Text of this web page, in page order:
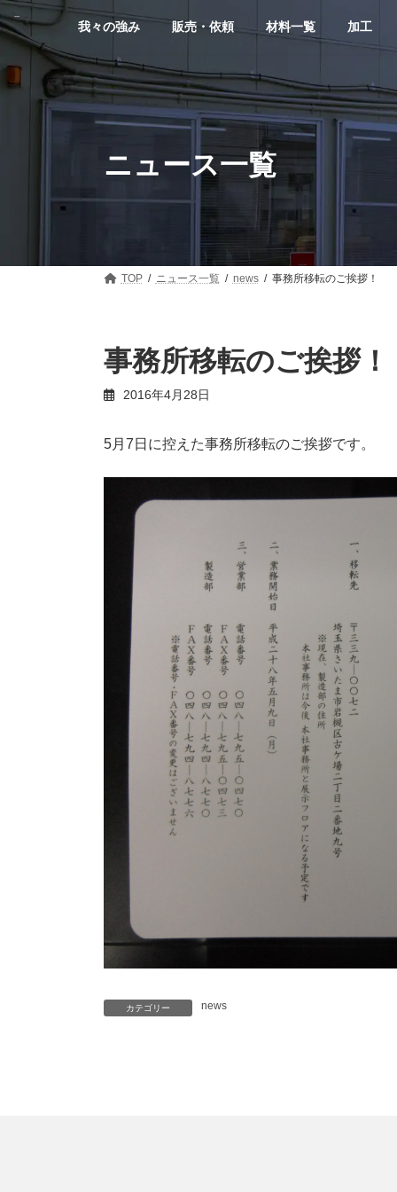
コ
ン
テ
ン
ツ
ナ
ビ
ゲ
ー
シ
我々の強み 販売・依頼 材料一覧 加工
ニュース一覧
TOP ニュース一覧 news 事務所移転のご挨拶！
事務所移転のご挨拶！
2016年4月28日
5月7日に控えた事務所移転のご挨拶です。
カテゴリー news